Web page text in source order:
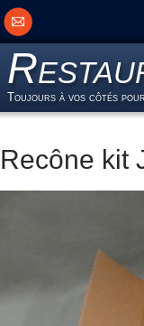
Toujours à vos côtés
Restauration▼
▼
Entreprise
Recône kit